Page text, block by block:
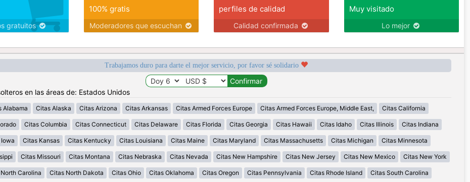
gratuitos
100% gratis
Moderadores que escuchan
perfiles de calidad
Calidad confirmada
Muy visitado
Lo mejor
Trabajamos duro para darte el mejor servicio, por favor sé solidario
en las áreas de: Estados Unidos
Alabama Citas Alaska Citas Arizona Citas Arkansas Citas Armed Forces Europe Citas Armed Forces Europe, Middle East, Citas California
Citas Columbia Citas Connecticut Citas Delaware Citas Florida Citas Georgia Citas Hawaii Citas Idaho Citas Illinois Citas Indiana
Citas Kansas Citas Kentucky Citas Louisiana Citas Maine Citas Maryland Citas Massachusetts Citas Michigan Citas Minnesota
Citas Missouri Citas Montana Citas Nebraska Citas Nevada Citas New Hampshire Citas New Jersey Citas New Mexico Citas New York
Carolina Citas North Dakota Citas Ohio Citas Oklahoma Citas Oregon Citas Pennsylvania Citas Rhode Island Citas South Carolina